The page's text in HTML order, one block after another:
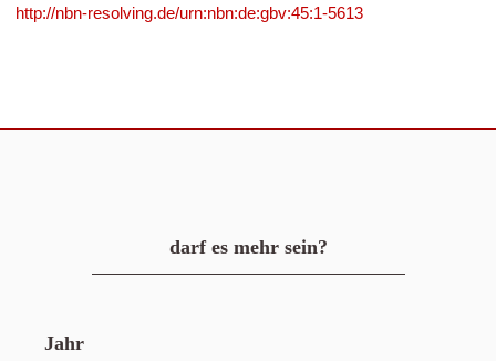
http://nbn-resolving.de/urn:nbn:de:gbv:45:1-5613
darf es mehr sein?
Jahr